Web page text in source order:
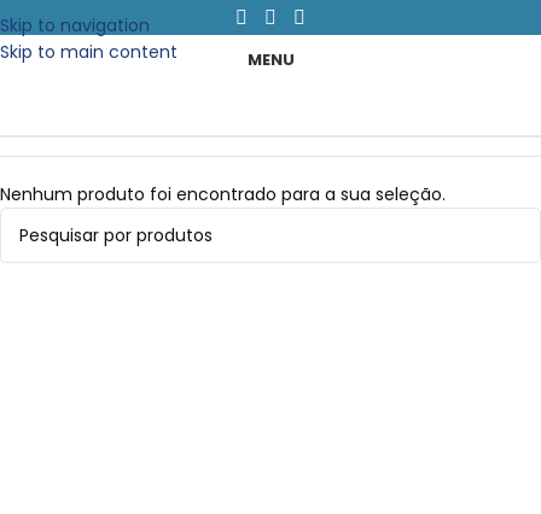
Skip to navigation
Skip to main content
MENU
Nenhum produto foi encontrado para a sua seleção.